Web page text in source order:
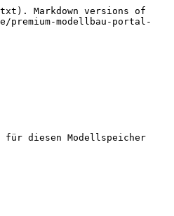
Markdown versions of
premium-modellbau-portal-
diesen Modellspeicher